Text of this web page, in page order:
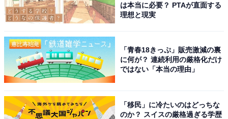
男女別「就職したい企業」ランキング
は本当に必要？ PTAが直面する
理想と現実
「青春18きっぷ」販売激減の裏
に何が？ 連続利用の厳格化だけ
ではない「本当の理由」
「移民」に冷たいのはどっちな
のか？ スイスの厳格過ぎる学歴